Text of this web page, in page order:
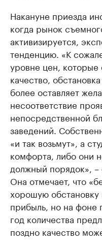
Накануне приезда
когда рынок
активизируется,
тенденцию. «К
уровне цен,
качество,
более оставляет
несоответствие
непосредственной
заведений.
«и так возьмут», а
комфорта, либо они
должный порядок», –
Она отмечает, что
хорошую
прибыль, но на фоне
год количества
поздно качество